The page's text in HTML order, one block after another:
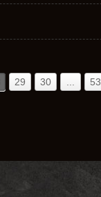
29 30 53